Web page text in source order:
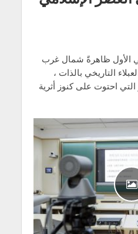
الأول ظاهرةً شمال غرب
التاريخي بالذات ،
احتوت على كنوز أثرية